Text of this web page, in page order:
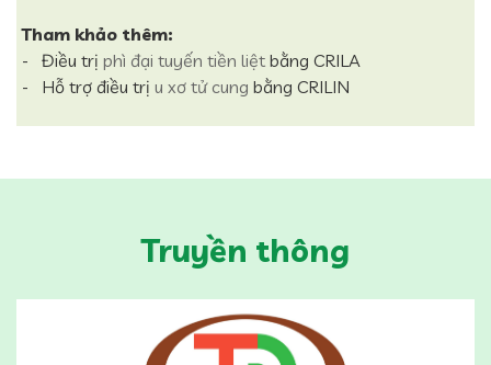
Tham khảo thêm:
- Điều trị phì đại tuyến tiền liệt bằng CRILA
- Hỗ trợ điều trị u xơ tử cung bằng CRILIN
Truyền thông